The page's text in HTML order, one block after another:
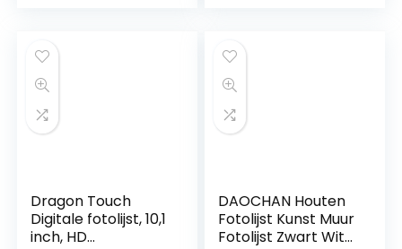
Dragon Touch
Digitale fotolijst, 10,1
inch, HD
DAOCHAN Houten
Fotolijst Kunst Muur
Fotolijst Zwart Wit